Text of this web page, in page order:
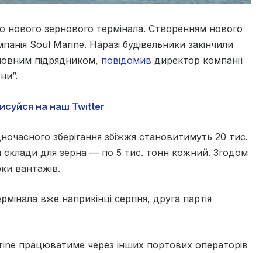
нового зернового термінала. Створенням нового
Soul Marine. Наразі будівельники закінчили
підрядником, повідомив директор компанії
на наш Twitter
зберігання збіжжя становитимуть 20 тис.
склади для зерна — по 5 тис. тонн кожний. Згодом
вантажів.
вже наприкінці серпня, друга партія
працюватиме через інших портових операторів